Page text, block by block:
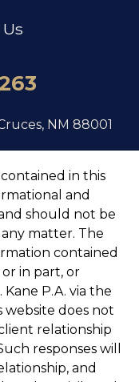
NM 88001
in this
and
should not be
matter. The
contained
in part, or
P.A. via the
does not
relationship
responses will
and